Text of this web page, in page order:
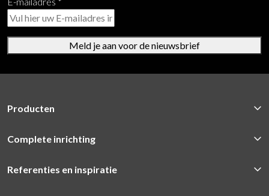
Meld je aan voor de nieuwsbrief
Producten
Complete inrichting
Referenties en inspiratie